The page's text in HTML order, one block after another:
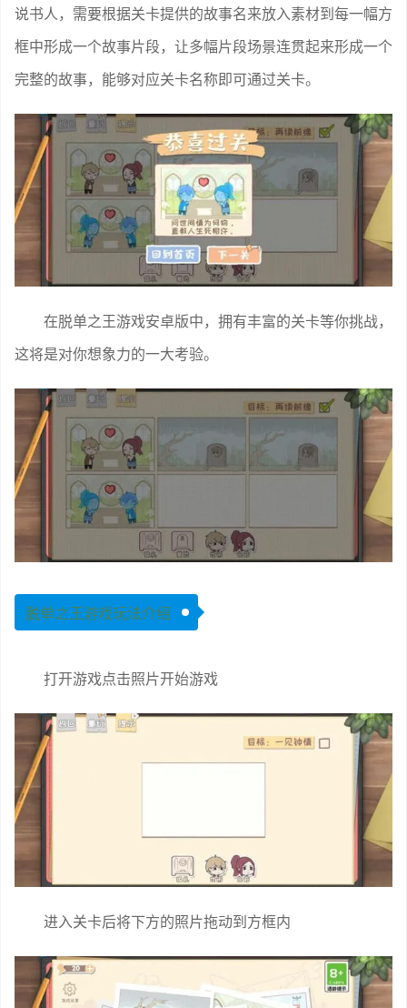
说书人，需要根据关卡提供的故事名来放入素材到每一幅方
框中形成一个故事片段，让多幅片段场景连贯起来形成一个
完整的故事，能够对应关卡名称即可通过关卡。
在脱单之王游戏安卓版中，拥有丰富的关卡等你挑战，
这将是对你想象力的一大考验。
脱单之王游戏玩法介绍
打开游戏点击照片开始游戏
进入关卡后将下方的照片拖动到方框内